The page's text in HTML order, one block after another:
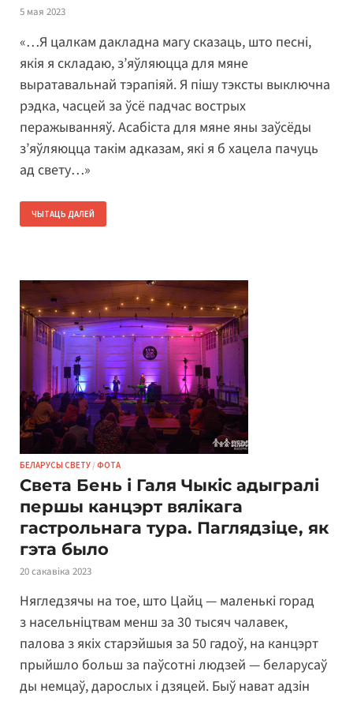
5 мая 2023
«…Я цалкам дакладна магу сказаць, што песні,
якія я складаю, з’яўляюцца для мяне
выратавальнай тэрапіяй. Я пішу тэксты выключна
рэдка, часцей за ўсё падчас вострых
перажыванняў. Асабіста для мяне яны заўсёды
з’яўляюцца такім адказам, які я б хацела пачуць
ад свету…»
ЧЫТАЦЬ ДАЛЕЙ
БЕЛАРУСЫ СВЕТУ /ФОТА
Света Бень і Галя Чыкіс адыгралі
першы канцэрт вялікага
гастрольнага тура. Паглядзіце, як
гэта было
20 сакавіка 2023
Нягледзячы на тое, што Цайц — маленькі горад
з насельніцтвам менш за 30 тысяч чалавек,
палова з якіх старэйшыя за 50 гадоў, на канцэрт
прыйшло больш за паўсотні людзей — беларусаў
ды немцаў, дарослых і дзяцей. Быў нават адзін